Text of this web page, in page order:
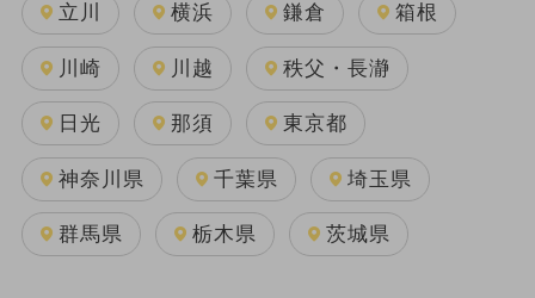
立川 横浜 鎌倉 箱根
川崎 川越 秩父・長瀞
日光 那須 東京都
神奈川県 千葉県 埼玉県
群馬県 栃木県 茨城県